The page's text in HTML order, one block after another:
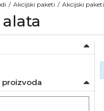
Akcijski paketi Akcijski paketi
proizvoda